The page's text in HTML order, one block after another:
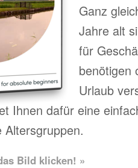
Ganz
Jahre alt
für
benötigen
Urlaub
Ihnen dafür eine
Bild klicken! »